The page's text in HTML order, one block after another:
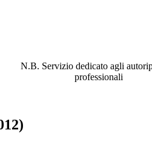
N.B. Servizio dedicato agli
professionali